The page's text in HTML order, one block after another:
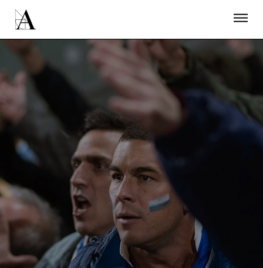
ACTUALIDAD
PROYECTOS
ÚNETE A LA ACADEMIA DE CINE
NEWSLETTER